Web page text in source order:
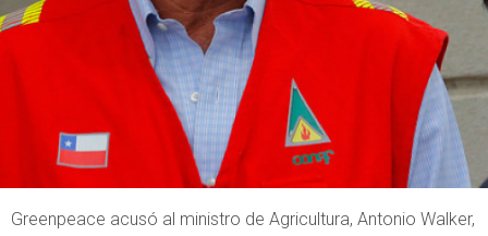
Greenpeace acusó al ministro de Agricultura, Antonio Walker,